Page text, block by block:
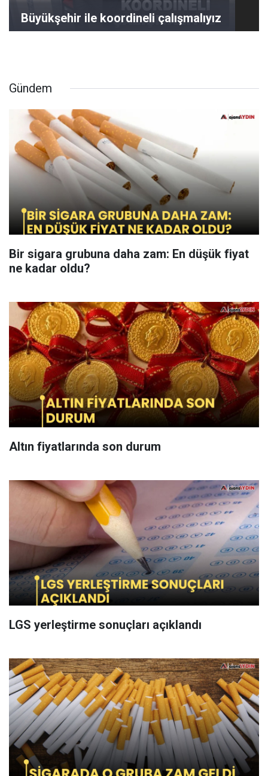
Büyükşehir ile koordineli çalışmalıyız
Gündem
Bir sigara grubuna daha zam: En düşük fiyat
ne kadar oldu?
Altın fiyatlarında son durum
LGS yerleştirme sonuçları açıklandı